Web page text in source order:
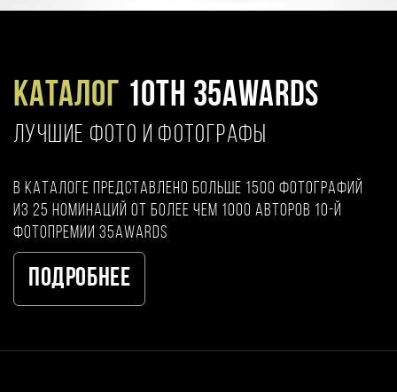
Каталог 10TH 35AWARDS
ЛУЧШИЕ ФОТО И ФОТОГРАФЫ
В каталоге представлено больше 1500 фотографий
из 25 номинаций от более чем 1000 авторов 10-й
фотопремии 35AWARDS
Подробнее